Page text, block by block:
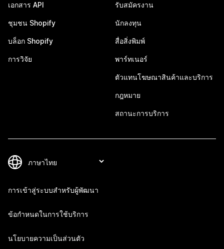
เอกสาร API
ชุมชน Shopify
บล็อก Shopify
การวิจัย
รับสมัครงาน
นักลงทุน
สื่อสิ่งพิมพ์
พาร์ทเนอร์
ตัวแทนโฆษณาสินค้าและบริการ
กฎหมาย
สถานะการบริการ
การเข้าสู่ระบบสำหรับผู้พัฒนา
ข้อกำหนดในการใช้บริการ
นโยบายความเป็นส่วนตัว